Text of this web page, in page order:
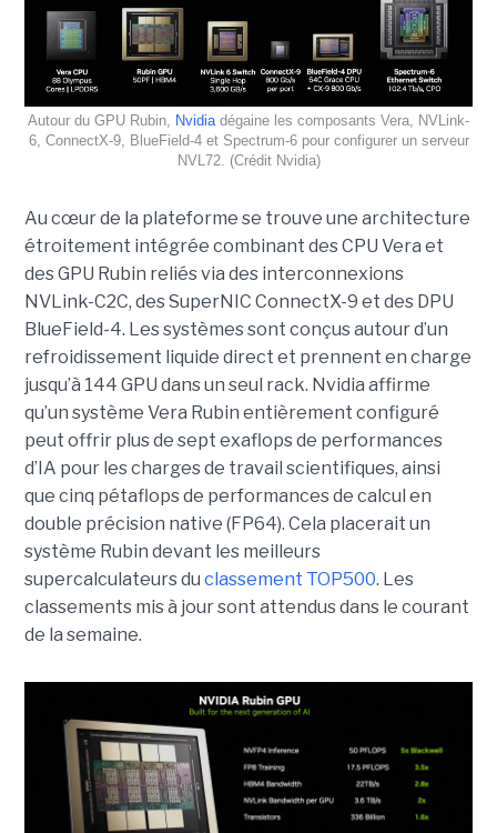
Autour du GPU Rubin, Nvidiadégaine les composants Vera, NVLink-
6, ConnectX-9, BlueField-4 et Spectrum-6 pour configurer un serveur
NVL72. (Crédit Nvidia)
Au cœur de la plateforme se trouve une architecture
étroitement intégrée combinant des CPU Vera et
des GPU Rubin reliés via des interconnexions
NVLink-C2C, des SuperNIC ConnectX-9 et des DPU
BlueField-4. Les systèmes sont conçus autour d’un
refroidissement liquide direct et prennent en charge
jusqu’à 144 GPU dans un seul rack. Nvidia affirme
qu’un système Vera Rubin entièrement configuré
peut offrir plus de sept exaflops de performances
d’IA pour les charges de travail scientifiques, ainsi
que cinq pétaflops de performances de calcul en
double précision native (FP64). Cela placerait un
système Rubin devant les meilleurs
supercalculateurs du classement TOP500. Les
classements mis à jour sont attendus dans le courant
de la semaine.